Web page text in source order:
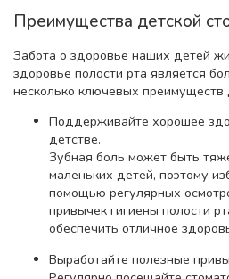
Преимущества детской
Забота о здоровье наших детей
здоровье полости рта является
несколько ключевых преимуществ
Поддерживайте хорошее
детстве.
Зубная боль может быть
маленьких детей, поэтому
помощью регулярных
привычек гигиены полости
обеспечить отличное
Выработайте полезные